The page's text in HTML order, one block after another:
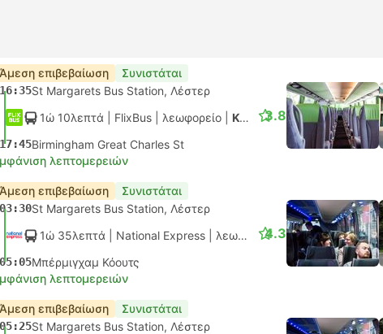
Άμεση επιβεβαίωση Συνιστάται
16:35St Margarets Bus Station, Λέστερ
1ώ 10λεπτά | FlixBus λεωφορείο Κανονικό
17:45Birmingham Great Charles St
3.8
λεπτομερειών
Άμεση επιβεβαίωση Συνιστάται
03:30St Margarets Bus Station, Λέστερ
1ώ 35λεπτά | National Express λεωφορείο |Κανονικό AC
05:05Μπέρμιγχαμ Κόουτς
4.3
λεπτομερειών
Άμεση επιβεβαίωση Συνιστάται
05:25St Margarets Bus Station, Λέστερ